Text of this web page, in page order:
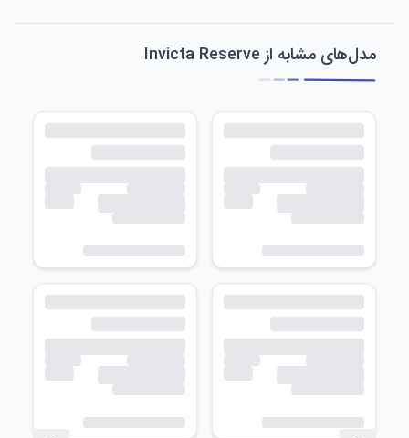
مدل‌های مشابه از Invicta Reserve